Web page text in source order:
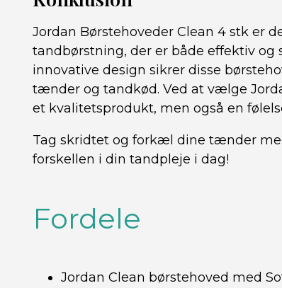
Jordan Børstehoveder Clean 4 stk er
tandbørstning, der er både effektiv og
innovative design sikrer disse
tænder og tandkød. Ved at vælge
et kvalitetsprodukt, men også en
Tag skridtet og forkæl dine tænder
forskellen i din tandpleje i dag!
Fordele
Jordan Clean børstehoved med